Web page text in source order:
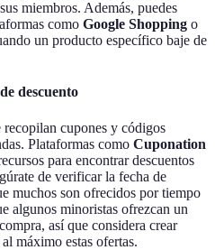
miembros. Además, puedes
como Google Shopping o
un producto específico baje de
descuento
cupones y códigos
Plataformas como Cuponation
para encontrar descuentos
de verificar la fecha de
muchos son ofrecidos por tiempo
algunos minoristas ofrezcan un
así que considera crear
máximo estas ofertas.